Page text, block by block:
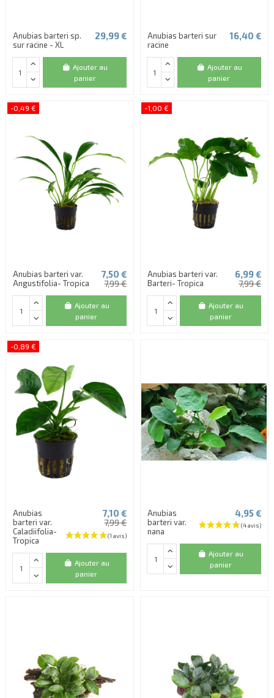
(1 avis)
Anubias barteri sp.
sur racine - XL
29,99 €
Ajouter au
panier
Anubias barteri sur
racine
16,40 €
Ajouter au
panier
-0,49 €
Anubias barteri var.
Angustifolia- Tropica
7,50 €
7,99 €
Ajouter au
panier
-1,00 €
Anubias barteri var.
Barteri- Tropica
6,99 €
7,99 €
Ajouter au
panier
-0,89 €
Anubias
barteri var.
Caladiifolia-
Tropica
7,10 €
7,99 €
Ajouter au
panier
Anubias
barteri var.
nana
4,95 €
Ajouter au
panier